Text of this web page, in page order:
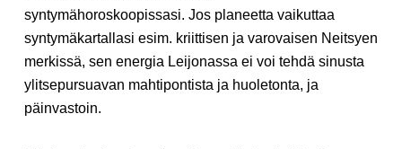
syntymähoroskoopissasi. Jos planeetta vaikuttaa
syntymäkartallasi esim. kriittisen ja varovaisen Neitsyen
merkissä, sen energia Leijonassa ei voi tehdä sinusta
ylitsepursuavan mahtipontista ja huoletonta, ja
päinvastoin.